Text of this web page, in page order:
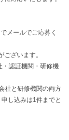
メールでご応募く
ざいます。
認証機関・研修機
社と研修機関の両方
し込みは1件までと